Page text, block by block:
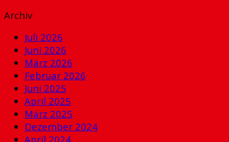
Archiv
Juli 2026
Juni 2026
März 2026
Februar 2026
Juni 2025
April 2025
März 2025
Dezember 2024
April 2024